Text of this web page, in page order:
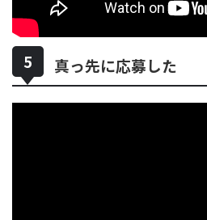
真っ先に応募した